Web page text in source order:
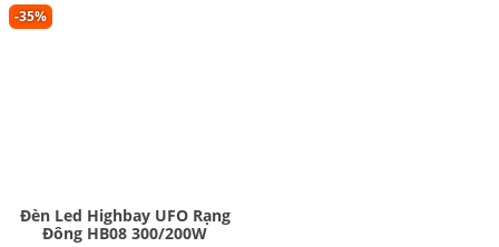
-35%
Đèn Led Highbay UFO Rạng
Đông HB08 300/200W